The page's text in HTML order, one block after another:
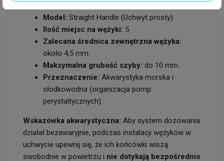
Model: Straight Handle (Uchwyt prosty).
Ilość miejsc na wężyki: 5.
Zalecana średnica zewnętrzna wężyka:
około 4,5 mm.
Maksymalna grubość szyby: do 10 mm.
Przeznaczenie: Akwarystyka morska i
słodkowodna (organizacja pomp
perystaltycznych).
Wskazówka akwarystyczna: Aby system dozowania
działał bezawaryjnie, podczas instalacji wężyków w
uchwycie upewnij się, że ich końcówki wiszą
swobodnie w powietrzu i nie dotykają bezpośrednio